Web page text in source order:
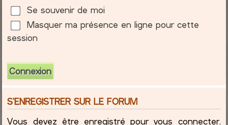
Se souvenir de moi
Masquer ma présence en ligne pour cette
session
S’ENREGISTRER SUR LE FORUM
Vous devez être enregistré pour vous connecter.